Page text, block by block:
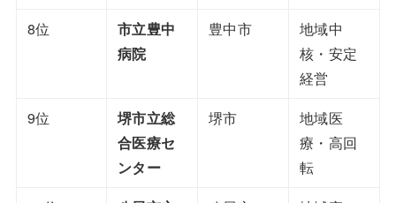
8位
市立豊中
病院
豊中市
地域中
核・安定
経営
9位
堺市立総
合医療セ
ンター
堺市
地域医
療・高回
転